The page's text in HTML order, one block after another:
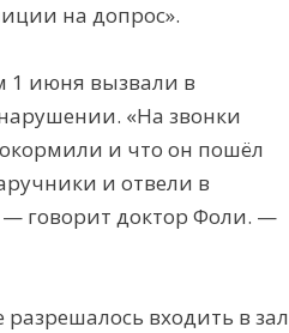
на допрос».
1 июня вызвали в
«На звонки
и что он пошёл
и отвели в
— говорит доктор Фоли. —
входить в зал